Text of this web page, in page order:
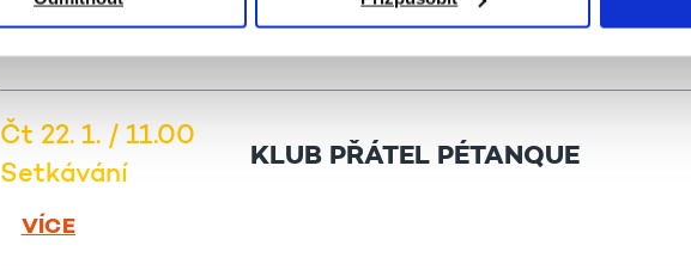
Čt 22. 1. / 11.00
Setkávání
KLUB PŘÁTEL PÉTANQUE
VÍCE